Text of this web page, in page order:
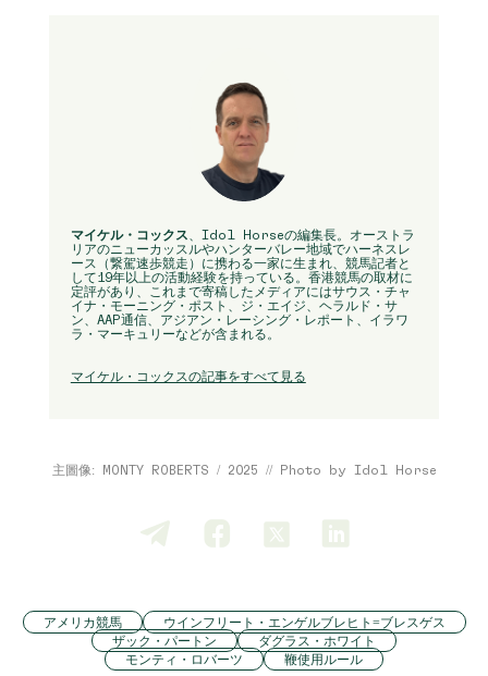
マイケル・コックス 、Idol Horseの編集長。オーストラ
リアのニューカッスルやハンターバレー地域でハーネスレ
ース（繋駕速歩競走）に携わる一家に生まれ、競馬記者と
して19年以上の活動経験を持っている。香港競馬の取材に
定評があり、これまで寄稿したメディアにはサウス・チャ
イナ・モーニング・ポスト、ジ・エイジ、ヘラルド・サ
ン、AAP通信、アジアン・レーシング・レポート、イラワ
ラ・マーキュリーなどが含まれる。
マイケル・コックスの記事をすべて見る
主圖像: MONTY ROBERTS / 2025 // Photo by Idol Horse
アメリカ競馬
ウインフリート・エンゲルブレヒト=ブレスゲス
ザック・パートン
ダグラス・ホワイト
モンティ・ロバーツ
鞭使用ルール